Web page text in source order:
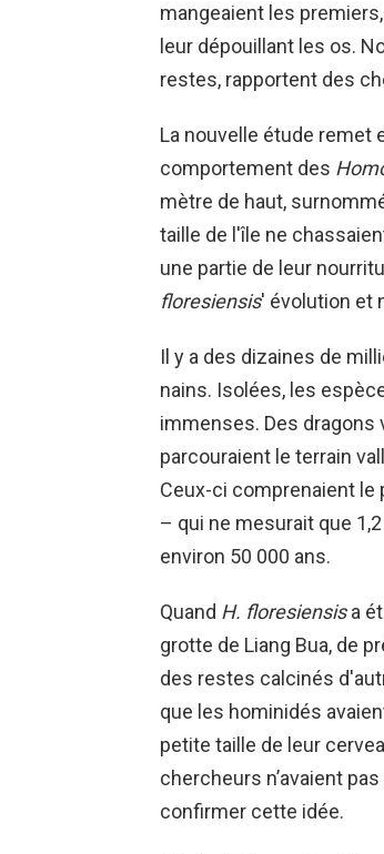
mangeaient les
leur dépouillant les os.
restes, rapportent des
La nouvelle étude remet
comportement des
mètre de haut,
taille de l'île ne
une partie de leur
floresiensis' évolution et
Il y a des dizaines de
nains. Isolées, les
immenses. Des dragons
parcouraient le terrain
Ceux-ci comprenaient le
– qui ne mesurait que
environ 50 000 ans.
Quand H. floresiensisa
grotte de Liang Bua, de
des restes calcinés
que les hominidés
petite taille de leur
chercheurs n’avaient
confirmer cette idée.